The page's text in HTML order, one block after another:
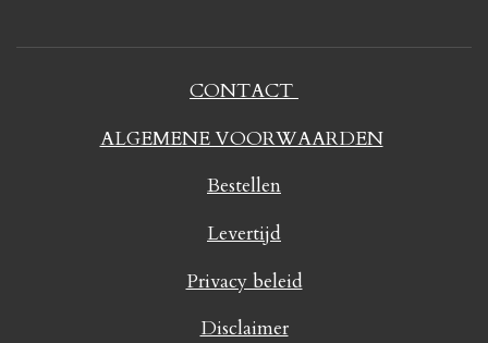
CONTACT
ALGEMENE VOORWAARDEN
Bestellen
Levertijd
Privacy beleid
Disclaimer